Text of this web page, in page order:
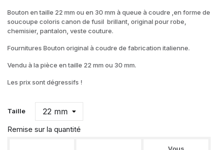
Bouton en taille 22 mm ou en 30 mm à queue à coudre ,en forme de
soucoupe coloris canon de fusil brillant, original pour robe,
chemisier, pantalon, veste couture.
Fournitures Bouton original à coudre de fabrication italienne.
Vendu à la pièce en taille 22 mm ou 30 mm.
Les prix sont dégressifs !
Taille
Remise sur la quantité